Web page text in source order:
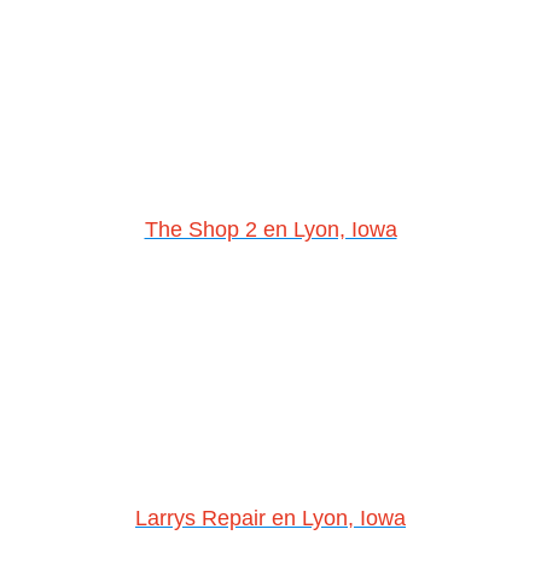
The Shop 2 en Lyon, Iowa
Larrys Repair en Lyon, Iowa